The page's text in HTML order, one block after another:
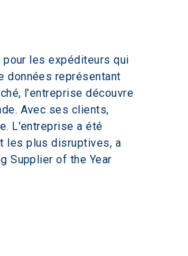
pour les expéditeurs qui
données représentant
l'entreprise découvre
Avec ses clients,
L'entreprise a été
les plus disruptives, a
Supplier of the Year